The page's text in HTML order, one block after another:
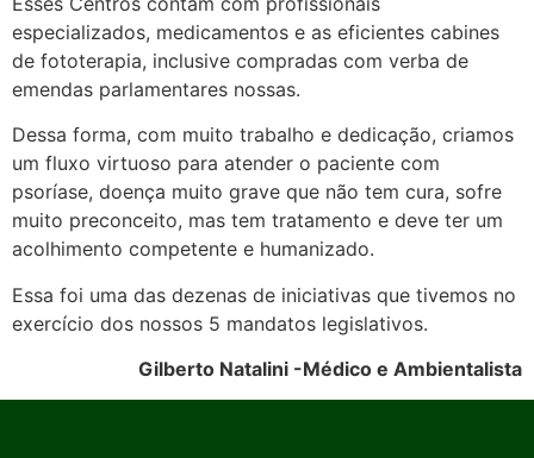
especializados, medicamentos e as eficientes cabines
de fototerapia, inclusive compradas com verba de
emendas parlamentares nossas.
Dessa forma, com muito trabalho e dedicação, criamos
um fluxo virtuoso para atender o paciente com
psoríase, doença muito grave que não tem cura, sofre
muito preconceito, mas tem tratamento e deve ter um
acolhimento competente e humanizado.
Essa foi uma das dezenas de iniciativas que tivemos no
exercício dos nossos 5 mandatos legislativos.
Gilberto Natalini -Médico e Ambientalista